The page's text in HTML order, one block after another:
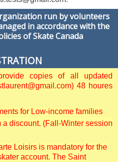
run by volunteers
in accordance with the
of Skate Canada
copies of all updated
48 houres
for Low-income families
a discount. (Fall-Winter session
Loisirs is mandatory for the
account. The Saint